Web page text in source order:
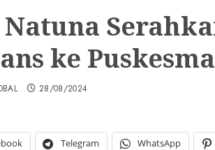
ke
Telegram WhatsApp
28/08/2024